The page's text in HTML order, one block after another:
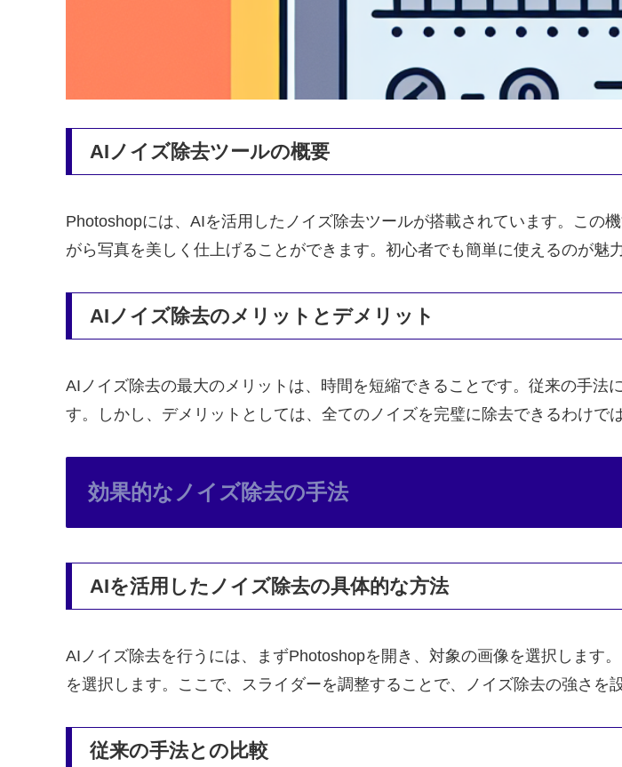
AIノイズ除去ツールの概要
Photoshopには、AIを活用したノイズ除去ツールが搭載されています。この
がら写真を美しく仕上げることができます。初心者でも簡単に使えるのが魅
AIノイズ除去のメリットとデメリット
AIノイズ除去の最大のメリットは、時間を短縮できることです。従来の手法
す。しかし、デメリットとしては、全てのノイズを完璧に除去できるわけで
効果的なノイズ除去の手法
AIを活用したノイズ除去の具体的な方法
AIノイズ除去を行うには、まずPhotoshopを開き、対象の画像を選択します
を選択します。ここで、スライダーを調整することで、ノイズ除去の強さを
従来の手法との比較